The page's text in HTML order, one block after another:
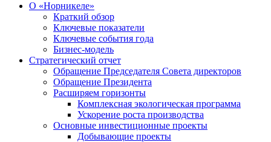
О «Норникеле»
Краткий обзор
Ключевые показатели
Ключевые события года
Бизнес-модель
Стратегический отчет
Обращение Председателя Совета директоров
Обращение Президента
Расширяем горизонты
Комплексная экологическая программа
Ускорение роста производства
Основные инвестиционные проекты
Добывающие проекты